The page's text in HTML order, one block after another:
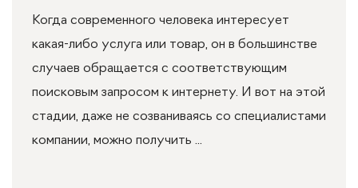
Когда современного человека интересует
какая-либо услуга или товар, он в большинстве
случаев обращается с соответствующим
поисковым запросом к интернету. И вот на этой
стадии, даже не созваниваясь со специалистами
компании, можно получить ...